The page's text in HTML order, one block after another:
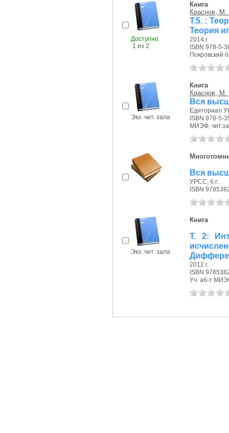
Доступно
1 из 2
Книга
Краснов,
Т.5. :
Теория
2014 г.
ISBN 978-5-
Покровский
Экз. чит. зала
Книга
Краснов,
Вся
Едиториал
ISBN 978-5-
МИЭФ,
Вся
УРСС, б.г.
ISBN
Экз. чит. зала
Книга
Т. 2:
2012 г.
ISBN
Уч. аб-т